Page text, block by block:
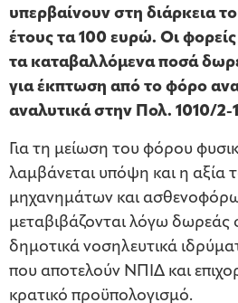
υπερβαίνουν στη διάρκεια
έτους τα 100 ευρώ. Οι
τα καταβαλλόμενα ποσά
για έκπτωση από το φόρο
αναλυτικά στην Πολ. 1010/2-
Για τη μείωση του φόρου
λαμβάνεται υπόψη και η αξία
μηχανημάτων και
μεταβιβάζονται λόγω δωρεάς
δημοτικά νοσηλευτικά
που αποτελούν ΝΠΙΔ και
κρατικό προϋπολογισμό.